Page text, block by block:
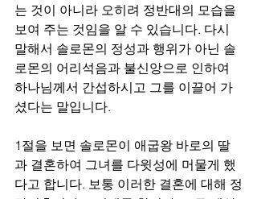
는 것이 아니라 오히려 정반대의 모습을
보여 주는 것임을 알 수 있습니다. 다시
말해서 솔로몬의 정성과 행위가 아닌 솔
로몬의 어리석음과 불신앙으로 인하여
하나님께서 간섭하시고 그를 이끌어 가
셨다는 말입니다.
1절을 보면 솔로몬이 애굽왕 바로의 딸
과 결혼하여 그녀를 다윗성에 머물게 했
다고 합니다. 보통 이러한 결혼에 대해 정